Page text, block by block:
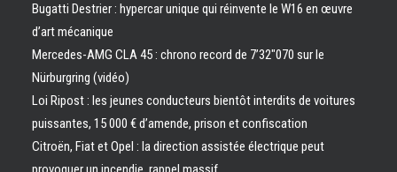
Bugatti Destrier : hypercar unique qui réinvente le W16 en œuvre
d’art mécanique
Mercedes-AMG CLA 45 : chrono record de 7’32″070 sur le
Nürburgring (vidéo)
Loi Ripost : les jeunes conducteurs bientôt interdits de voitures
puissantes, 15 000 € d’amende, prison et confiscation
Citroën, Fiat et Opel : la direction assistée électrique peut